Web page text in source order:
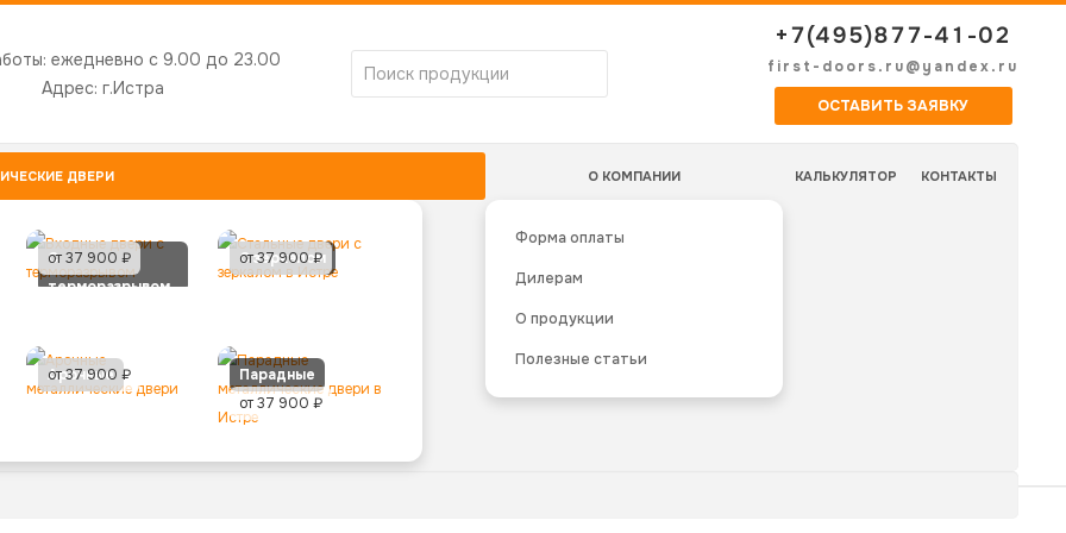
ежедневно с 9.00 до 23.00
Адрес:г.Истра
+7(495)877-41-02
first-doors.ru@yandex.ru
ОСТАВИТЬ ЗАЯВКУ
ДВЕРИ
С
терморазрывом
от 37 900 ₽ С зеркалом
от 37 900 ₽
Арочные
от 37 900 ₽
Парадные
от 37 900 ₽
О КОМПАНИИ
Форма оплаты
Дилерам
О продукции
Полезные статьи
КАЛЬКУЛЯТОР КОНТАКТЫ